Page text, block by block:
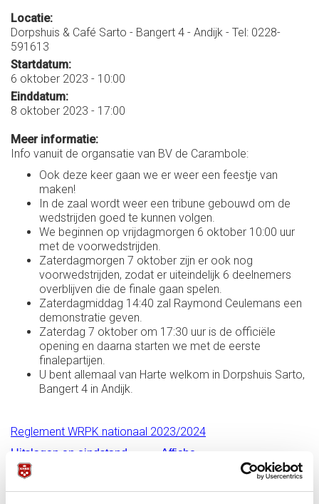
Locatie:
Dorpshuis & Café Sarto - Bangert 4 - Andijk - Tel: 0228-
591613
Startdatum:
6 oktober 2023 - 10:00
Einddatum:
8 oktober 2023 - 17:00
Meer informatie:
Info vanuit de organsatie van BV de Carambole:
Ook deze keer gaan we er weer een feestje van
maken!
In de zaal wordt weer een tribune gebouwd om de
wedstrijden goed te kunnen volgen.
We beginnen op vrijdagmorgen 6 oktober 10:00 uur
met de voorwedstrijden.
Zaterdagmorgen 7 oktober zijn er ook nog
voorwedstrijden, zodat er uiteindelijk 6 deelnemers
overblijven die de finale gaan spelen.
Zaterdagmiddag 14:40 zal Raymond Ceulemans een
demonstratie geven.
Zaterdag 7 oktober om 17:30 uur is de officiële
opening en daarna starten we met de eerste
finalepartijen.
U bent allemaal van Harte welkom in Dorpshuis Sarto,
Bangert 4 in Andijk.
Reglement WRPK nationaal 2023/2024
Uitslagen en eindstand
Affiche
Publicatie Finale
Totaal rangschikking voorwedstrijden